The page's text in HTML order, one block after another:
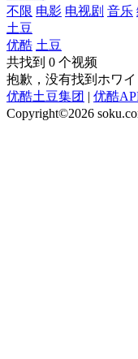
不限 电影 电视剧 音乐
土豆
优酷 土豆
共找到 0 个视频
抱歉，没有找到 ホワ
优酷土豆集团 | 优酷
Copyright©2026